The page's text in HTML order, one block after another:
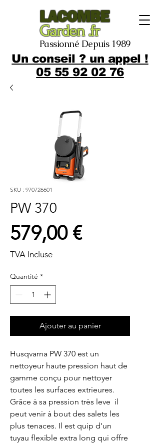
LACOMBE
Garden .fr
Passionné Depuis 1989
Un conseil ? un appel !
05 55 92 02 76
SKU : 970726601
PW 370
579,00 €Prix
TVA Incluse
Quantité *
Ajouter au panier
Husqvarna PW 370 est un
nettoyeur haute pression haut de
gamme conçu pour nettoyer
toutes les surfaces extrieures.
Grâce à sa pression très leve  il
peut venir à bout des salets les
plus tenaces. Il est quip d'un
tuyau flexible extra long qui offre